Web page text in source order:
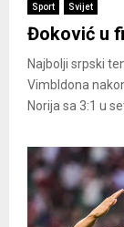
Sport Svijet
Đoković u
Najbolji srpski
Vimbldona
Norija sa 3:1 u